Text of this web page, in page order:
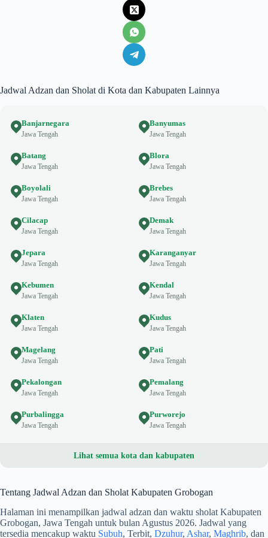
Jadwal Adzan dan Sholat di Kota dan Kabupaten Lainnya
Banjarnegara
Jawa Tengah
Banyumas
Jawa Tengah
Batang
Jawa Tengah
Blora
Jawa Tengah
Boyolali
Jawa Tengah
Brebes
Jawa Tengah
Cilacap
Jawa Tengah
Demak
Jawa Tengah
Jepara
Jawa Tengah
Karanganyar
Jawa Tengah
Kebumen
Jawa Tengah
Kendal
Jawa Tengah
Klaten
Jawa Tengah
Kudus
Jawa Tengah
Magelang
Jawa Tengah
Pati
Jawa Tengah
Pekalongan
Jawa Tengah
Pemalang
Jawa Tengah
Purbalingga
Jawa Tengah
Purworejo
Jawa Tengah
Lihat semua kota dan kabupaten
Tentang Jadwal Adzan dan Sholat Kabupaten Grobogan
Halaman ini menampilkan jadwal adzan dan waktu sholat Kabupaten
Grobogan, Jawa Tengah untuk bulan Agustus 2026. Jadwal yang
tersedia mencakup waktu Subuh, Terbit, Dzuhur, Ashar, Maghrib, dan